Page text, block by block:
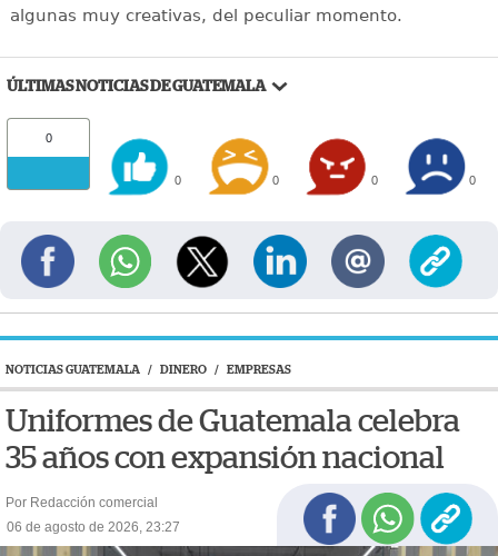
algunas muy creativas, del peculiar momento.
ÚLTIMAS NOTICIAS DE GUATEMALA
0
0 0 0 0
NOTICIAS GUATEMALA / DINERO / EMPRESAS
Uniformes de Guatemala celebra
35 años con expansión nacional
Por Redacción comercial
06 de agosto de 2026, 23:27